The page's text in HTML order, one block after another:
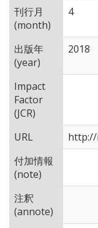
刊行月
(month)
4
出版年
(year)
2018
Impact
Factor
(JCR)
URL
http://
付加情報
(note)
注釈
(annote)